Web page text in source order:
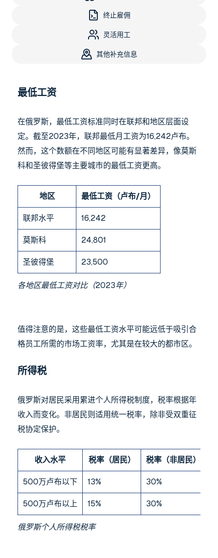
终止雇佣
灵活用工
其他补充信息
最低工资
在俄罗斯，最低工资标准同时在联邦和地区层面设
定。截至2023年，联邦最低月工资为16,242卢布。
然而，这个数额在不同地区可能有显著差异，像莫斯
科和圣彼得堡等主要城市的最低工资更高。
地区 最低工资（卢布/月）
联邦水平 16,242
莫斯科 24,801
圣彼得堡 23,500
各地区最低工资对比（2023年）
值得注意的是，这些最低工资水平可能远低于吸引合
格员工所需的市场工资率，尤其是在较大的都市区。
所得税
俄罗斯对居民采用累进个人所得税制度，税率根据年
收入而变化。非居民则适用统一税率，除非受双重征
税协定保护。
收入水平 税率（居民） 税率（非居民）
500万卢布以下 13% 30%
500万卢布以上 15% 30%
俄罗斯个人所得税税率